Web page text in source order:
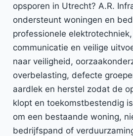
opsporen in Utrecht? A.R.
ondersteunt woningen en
professionele
communicatie en veilige
naar veiligheid,
overbelasting, defecte
aardlek en herstel zodat de
klopt en toekomstbestendig
om een bestaande woning,
bedrijfspand of